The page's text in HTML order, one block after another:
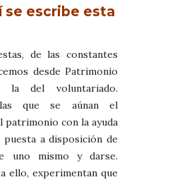
se escribe esta
de las constantes
desde Patrimonio
la del voluntariado.
que se aúnan el
patrimonio con la ayuda
puesta a disposición de
uno mismo y darse.
ello, experimentan que